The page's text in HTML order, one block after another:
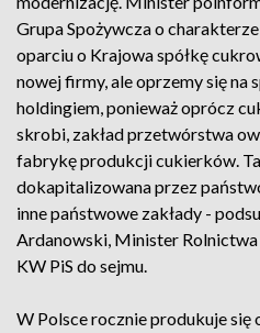
Grupa Spożywcza o
oparciu o Krajowa spółkę
nowej firmy, ale oprzemy się na
holdingiem, ponieważ oprócz
skrobi, zakład przetwórstwa
fabrykę produkcji cukierków.
dokapitalizowana przez
inne państwowe zakłady -
Ardanowski, Minister
KW PiS do sejmu.
W Polsce rocznie produkuje się